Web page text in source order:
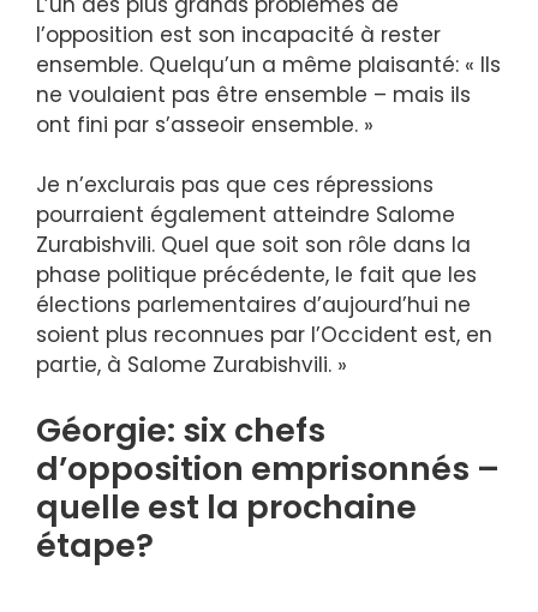
l’opposition est son incapacité à rester
ensemble. Quelqu’un a même plaisanté: « Ils
ne voulaient pas être ensemble – mais ils
ont fini par s’asseoir ensemble. »
Je n’exclurais pas que ces répressions
pourraient également atteindre Salome
Zurabishvili. Quel que soit son rôle dans la
phase politique précédente, le fait que les
élections parlementaires d’aujourd’hui ne
soient plus reconnues par l’Occident est, en
partie, à Salome Zurabishvili. »
Géorgie: six chefs
d’opposition emprisonnés –
quelle est la prochaine
étape?